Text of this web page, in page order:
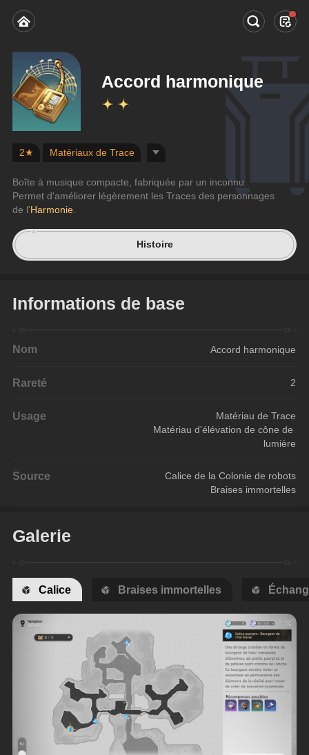
Accord harmonique
2★ Matériaux de Trace
Boîte à musique compacte, fabriquée par un inconnu.
Permet d'améliorer légèrement les Traces des personnages
de l'Harmonie
Histoire
Informations de base
Nom Accord harmonique
Rareté 2
Usage
Matériau de Trace
Matériau d'élévation de cône de
lumière
Source
Calice de la Colonie de robots
Braises immortelles
Galerie
Calice Braises immortelles